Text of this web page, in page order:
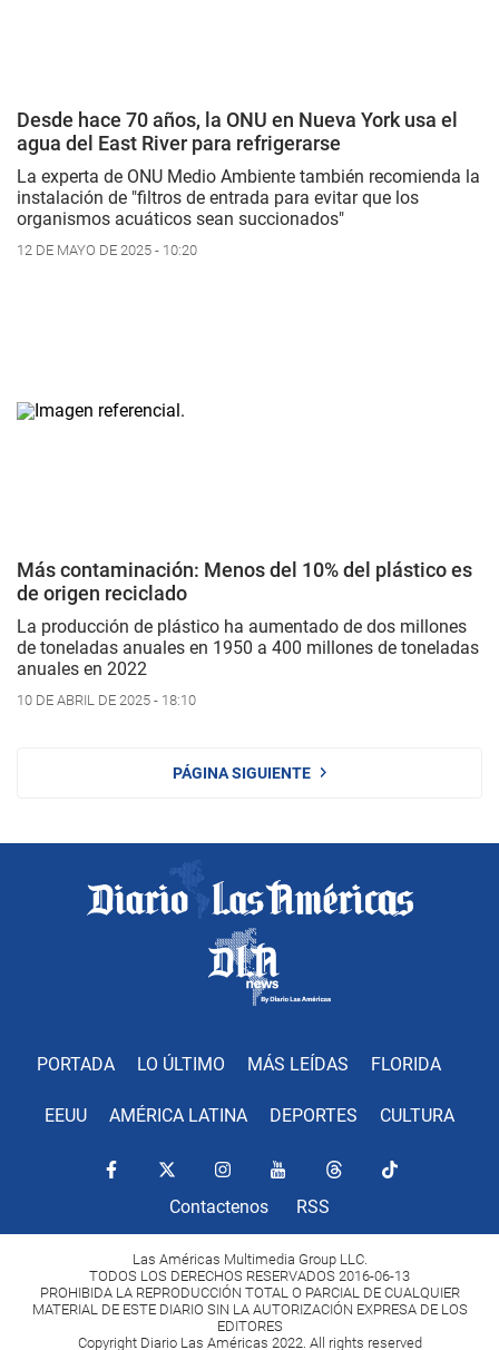
Desde hace 70 años, la ONU en Nueva York usa el
agua del East River para refrigerarse
La experta de ONU Medio Ambiente también recomienda la
instalación de "filtros de entrada para evitar que los
organismos acuáticos sean succionados"
12 DE MAYO DE 2025 - 10:20
Más contaminación: Menos del 10% del plástico es
de origen reciclado
La producción de plástico ha aumentado de dos millones
de toneladas anuales en 1950 a 400 millones de toneladas
anuales en 2022
10 DE ABRIL DE 2025 - 18:10
PÁGINA SIGUIENTE
PORTADA LO ÚLTIMO MÁS LEÍDAS FLORIDA
EEUU AMÉRICA LATINA DEPORTES CULTURA
Contactenos RSS
Las Américas Multimedia Group LLC.
TODOS LOS DERECHOS RESERVADOS 2016-06-13
PROHIBIDA LA REPRODUCCIÓN TOTAL O PARCIAL DE CUALQUIER
MATERIAL DE ESTE DIARIO SIN LA AUTORIZACIÓN EXPRESA DE LOS
EDITORES
Copyright Diario Las Américas 2022. All rights reserved